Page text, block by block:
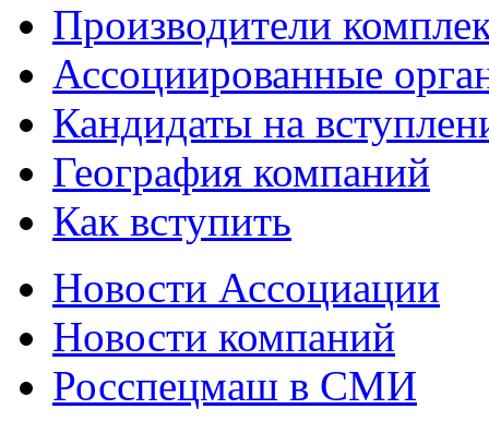
Производители
Ассоциированные
Кандидаты на
География компаний
Как вступить
Новости Ассоциации
Новости компаний
Росспецмаш в СМИ